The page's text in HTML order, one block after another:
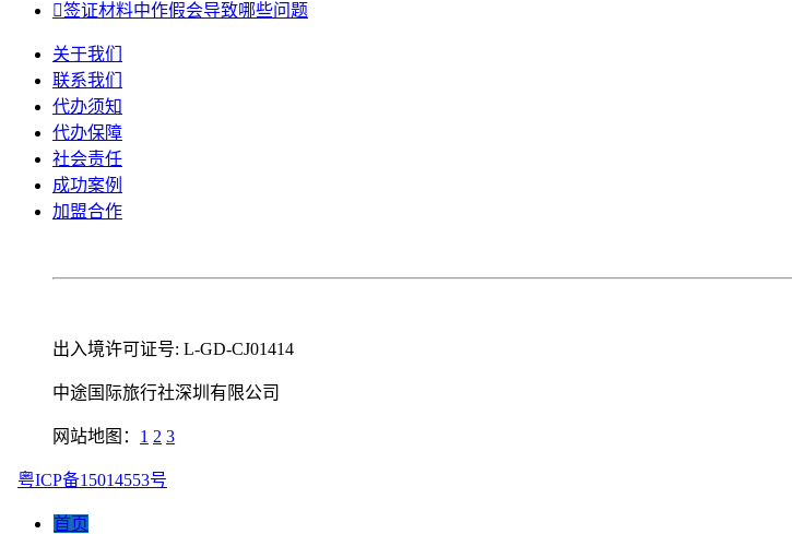
签证材料中作假会导致哪些问题
关于我们
联系我们
代办须知
代办保障
社会责任
成功案例
加盟合作
出入境许可证号: L-GD-CJ01414
中途国际旅行社深圳有限公司
网站地图： 1 2 3
粤ICP备15014553号
首页